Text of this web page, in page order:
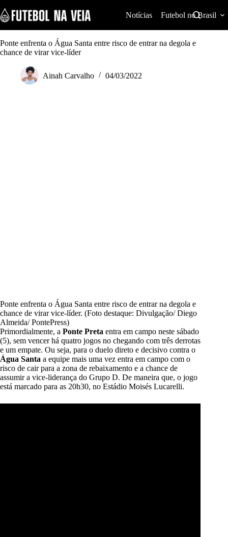
k
i
p
t
o
Notícias Futebol no Brasil
Ponte enfrenta o Água Santa entre risco de entrar na degola e
chance de virar vice-líder
Ainah Carvalho 04/03/2022
Ponte enfrenta o Água Santa entre risco de entrar na degola e
chance de virar vice-líder. (Foto destaque: Divulgação/ Diego
Almeida/ PontePress)
Primordialmente, a Ponte Preta entra em campo neste sábado
(5), sem vencer há quatro jogos no chegando com três derrotas
e um empate. Ou seja, para o duelo direto e decisivo contra o
Água Santa a equipe mais uma vez entra em campo com o
risco de cair para a zona de rebaixamento e a chance de
assumir a vice-liderança do Grupo D. De maneira que, o jogo
está marcado para as 20h30, no Estádio Moisés Lucarelli.